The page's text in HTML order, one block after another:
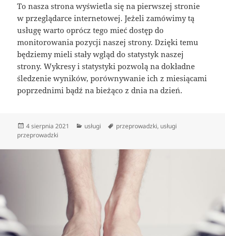
To nasza strona wyświetla się na pierwszej stronie
w przeglądarce internetowej. Jeżeli zamówimy tą
usługę warto oprócz tego mieć dostęp do
monitorowania pozycji naszej strony. Dzięki temu
będziemy mieli stały wgląd do statystyk naszej
strony. Wykresy i statystyki pozwolą na dokładne
śledzenie wyników, porównywanie ich z miesiącami
poprzednimi bądź na bieżąco z dnia na dzień.
Data
publikacji
4 sierpnia 2021 Kategorie
usługi Tagi
przeprowadzki, usługi
przeprowadzki